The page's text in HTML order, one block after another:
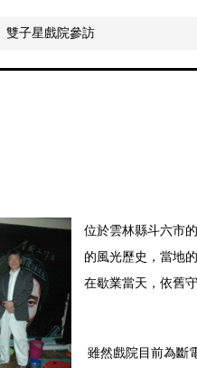
雙子星戲院參訪
位於雲林縣斗六市
的風光歷史，當地
在歇業當天，依舊
雖然戲院目前為斷